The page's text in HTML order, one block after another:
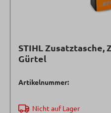
STIHL Zusatztasche,
Gürtel
Artikelnummer:
Nicht auf Lager